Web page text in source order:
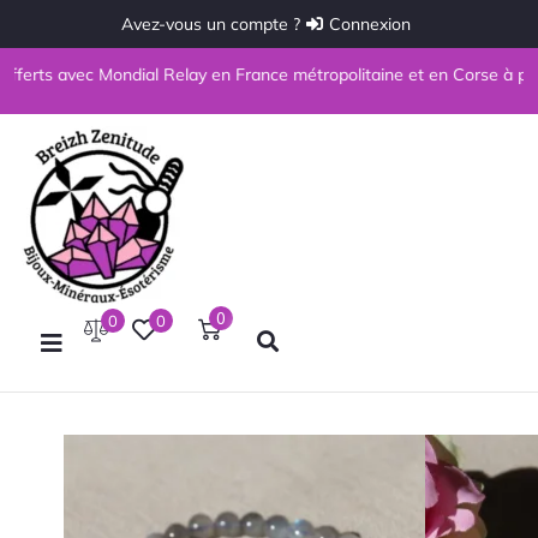
Avez-vous un compte ? Connexion
Mondial Relay en France métropolitaine et en Corse à partir de
0 0 0